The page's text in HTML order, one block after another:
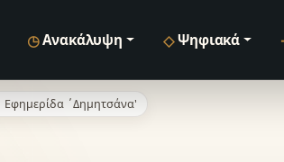
◷Ανακάλυψη ◇ Ψηφιακά
Εφημερίδα ΄Δημητσάνα'